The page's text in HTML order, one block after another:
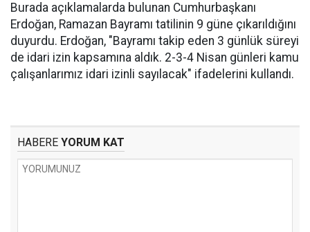
Burada açıklamalarda bulunan Cumhurbaşkanı
Erdoğan, Ramazan Bayramı tatilinin 9 güne çıkarıldığını
duyurdu. Erdoğan, "Bayramı takip eden 3 günlük süreyi
de idari izin kapsamına aldık. 2-3-4 Nisan günleri kamu
çalışanlarımız idari izinli sayılacak" ifadelerini kullandı.
HABERE YORUM KAT